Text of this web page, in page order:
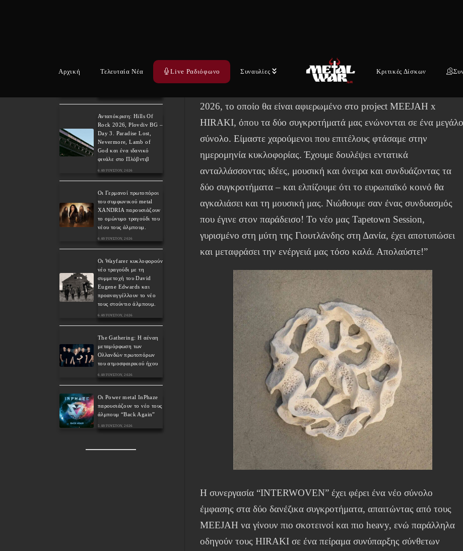
Αρχική Τελευταία Νέα Live Ραδιόφωνο Συναυλίες Κριτικές Δίσκων
“Το ‘Dead Calls’ είναι το πρώτο μας single από το
2026, το οποίο θα είναι αφιερωμένο στο project MEEJAH x
HIRAKI, όπου τα δύο συγκροτήματά μας ενώνονται σε ένα μεγάλο
σύνολο. Είμαστε χαρούμενοι που επιτέλους φτάσαμε στην
ημερομηνία κυκλοφορίας. Έχουμε δουλέψει εντατικά
ανταλλάσσοντας ιδέες, μουσική και όνειρα και συνδυάζοντας τα
δύο συγκροτήματα – και ελπίζουμε ότι το ευρωπαϊκό κοινό θα
αγκαλιάσει και τη μουσική μας. Νιώθουμε σαν ένας συνδυασμός
που έγινε στον παράδεισο! Το νέο μας Tapetown Session,
γυρισμένο στη μύτη της Γιουτλάνδης στη Δανία, έχει αποτυπώσει
και μεταφράσει την ενέργειά μας τόσο καλά. Απολαύστε!”
Η συνεργασία “INTERWOVEN” έχει φέρει ένα νέο σύνολο
έμφασης στα δύο δανέζικα συγκροτήματα, απαιτώντας από τους
MEEJAH να γίνουν πιο σκοτεινοί και πιο heavy, ενώ παράλληλα
οδηγούν τους HIRAKI σε ένα πείραμα συνύπαρξης σύνθετων
Weekly War: Νέες heavy
metal κυκλοφορίες
Ανταπόκριση: Hills Of
Rock 2026, Plovdiv BG –
Day 3. Paradise Lost,
Nevermore, Lamb of
God και ένα ιδανικό
φινάλε στο Πλόβντιβ
6 ΑΥΓΟΎΣΤΟΥ, 2026
Οι Γερμανοί πρωτοπόροι
του συμφωνικού metal
XANDRIA παρουσιάζουν
το ομώνυμο τραγούδι του
νέου τους άλμπουμ.
6 ΑΥΓΟΎΣΤΟΥ, 2026
Οι Wayfarer κυκλοφορούν
νέο τραγούδι με τη
συμμετοχή του David
Eugene Edwards και
προαναγγέλλουν το νέο
τους στούντιο άλμπουμ.
6 ΑΥΓΟΎΣΤΟΥ, 2026
The Gathering: Η αέναη
μεταμόρφωση των
Ολλανδών πρωτοπόρων
του ατμοσφαιρικού ήχου
6 ΑΥΓΟΎΣΤΟΥ, 2026
Οι Power metal InPhaze
παρουσιάζουν το νέο τους
άλμπουμ “Back Again”
5 ΑΥΓΟΎΣΤΟΥ, 2026